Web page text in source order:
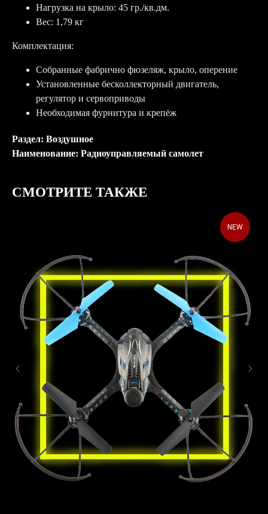
Нагрузка на крыло: 45 гр./кв.дм.
Вес: 1,79 кг
Комплектация:
Собранные фабрично фюзеляж, крыло, оперение
Установленные бесколлекторный двигатель,
регулятор и сервоприводы
Необходимая фурнитура и крепёж
Раздел: Воздушное
Наименование: Радиоуправляемый самолет
СМОТРИТЕ ТАКЖЕ
NEW